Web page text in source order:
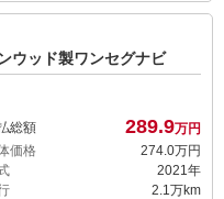
ウッド製ワンセグナビ
総額 289.9万円
価格
274. 0万円
2021年
2.1万km